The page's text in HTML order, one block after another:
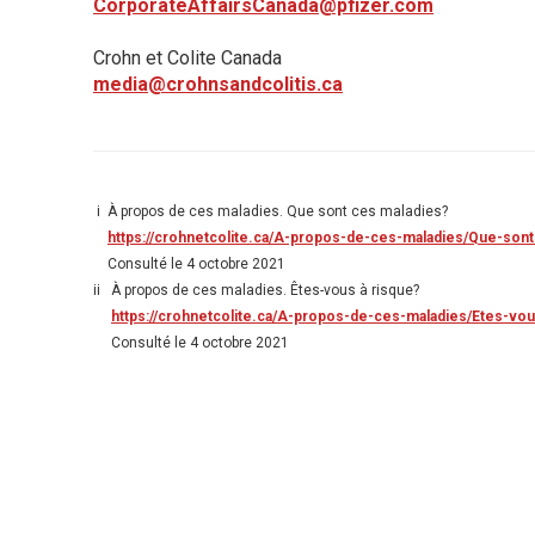
CorporateAffairsCanada@pfizer.com
Crohn et Colite Canada
media@crohnsandcolitis.ca
i À propos de ces maladies. Que sont ces maladies?
https://crohnetcolite.ca/A-propos-de-ces-maladies/Que-
Consulté le 4 octobre 2021
ii À propos de ces maladies. Êtes-vous à risque?
https://crohnetcolite.ca/A-propos-de-ces-maladies/Etes-
Consulté le 4 octobre 2021